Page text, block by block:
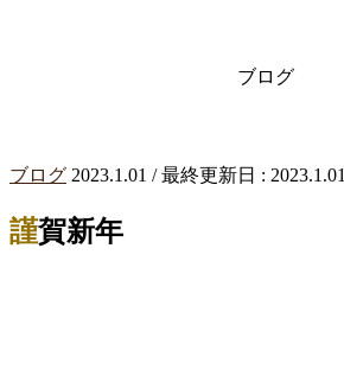
ブログ
ブログ 2023.1.01 / 最終更新日 : 2023.1.01
謹賀新年